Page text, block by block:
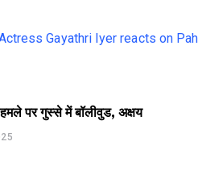
पर गुस्से में बॉलीवुड, अक्षय